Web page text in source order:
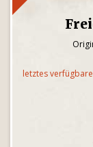
letztes